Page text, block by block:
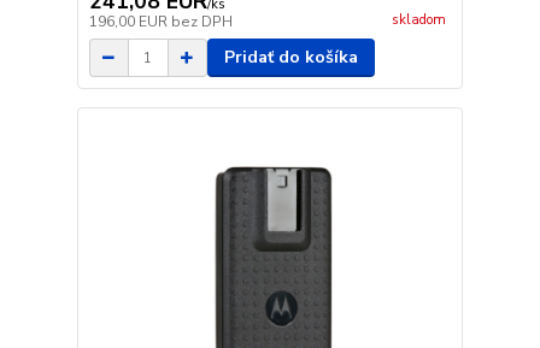
/ks
196,00 EUR bez DPH skladom
Pridať do košíka